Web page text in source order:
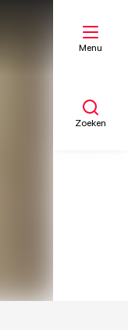
Menu
Zoeken